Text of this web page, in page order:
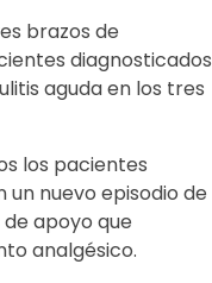
brazos de
diagnosticados
aguda en los tres
los pacientes
nuevo episodio de
apoyo que
analgésico.